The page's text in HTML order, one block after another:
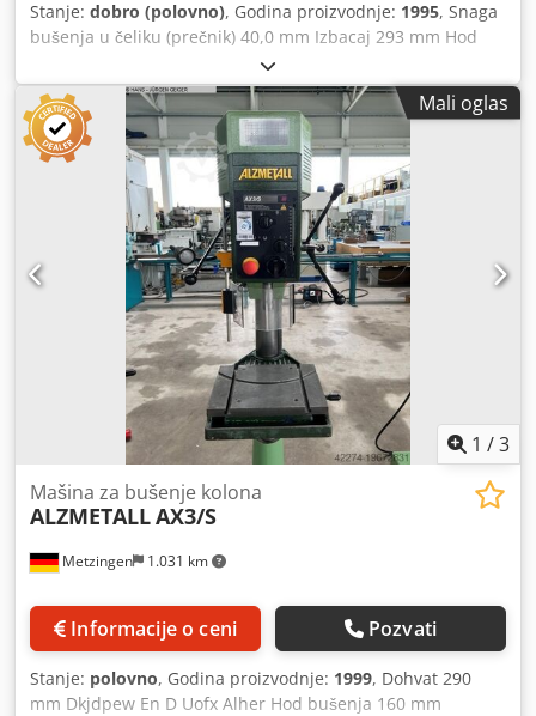
(početak bušenja), LED displej sa 5 cifara, visina karaktera
13 mm
Stanje: dobro (polovno), Godina proizvodnje: 1995, Snaga
bušenja u čeliku (prečnik) 40,0 mm Izbacaj 293 mm Hod
bušenja 140 mm Morze konus 3, kratka osovina MK Radna
površina: 420 x 350 mm Broj obrtaja 160 - 2250 o/min
Prečnik stuba 115 mm Izbacaj 293 mm Udaljenost osovine /
radne površine min 117 / maks 701 mm T-žlebovi 2 x 14 x
224 Ukupna potrebna snaga 1,45 / 1,90 kW Težina 370 kg
Dkodpezl E Uusfx Alhjr Potrebni prostor cca. 1200 x 800 x
1840 mm Aktuelna nova cena ~ 12.500 evra Posebna cena
na upit Oprema: - robusna stubna bušilica (klinasti kaiš) -
kontinuirana regulacija broja obrtaja - motor sa
promenljivim smerom rotacije - radna površina podesiva
po visini * sa 2 T-žleba - smer rotacije osovine bušenja
(prekidač za smer) - glavni prekidač sa prekidačem za
zaštitu motora - taster za hitno isključivanje (sa
blokiranjem) - uputstvo za upotrebu (PDF)
Mali oglas
1 /3
Metzingen 1.031 km
Mašina za bušenje kolona
ALZMETALLAX3/S
Informacije o ceni Pozvati
Stanje: polovno, Godina proizvodnje: 1999, Dohvat 290
mm Dkjdpew En D Uofx Alher Hod bušenja 160 mm